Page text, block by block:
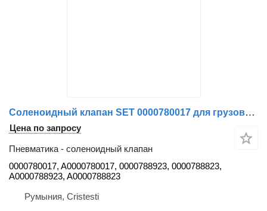
Соленоидный клапан SET 0000780017 для грузовика Mercedes-Benz
Цена по запросу
Пневматика - соленоидный клапан
0000780017, A0000780017, 0000788923, 0000788823,
A0000788923, A0000788823
Румыния, Cristesti